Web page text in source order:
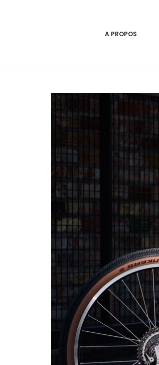
A PROPOS